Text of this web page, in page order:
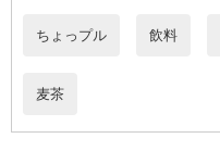
ちょっプル 飲料
麦茶